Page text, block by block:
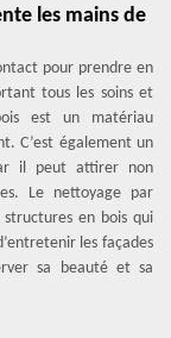
les mains de
pour prendre en
tous les soins et
est un matériau
C’est également un
il peut attirer non
Le nettoyage par
structures en bois qui
les façades
sa beauté et sa